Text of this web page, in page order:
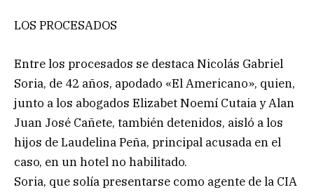
LOS PROCESADOS
Entre los procesados se destaca Nicolás Gabriel
Soria, de 42 años, apodado «El Americano», quien,
junto a los abogados Elizabet Noemí Cutaia y Alan
Juan José Cañete, también detenidos, aisló a los
hijos de Laudelina Peña, principal acusada en el
caso, en un hotel no habilitado.
Soria, que solía presentarse como agente de la CIA